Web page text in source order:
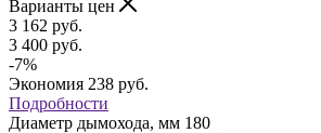
Варианты цен
3 162 руб.
3 400 руб.
-7%
Экономия 238 руб.
Подробности
Диаметр дымохода, мм 180